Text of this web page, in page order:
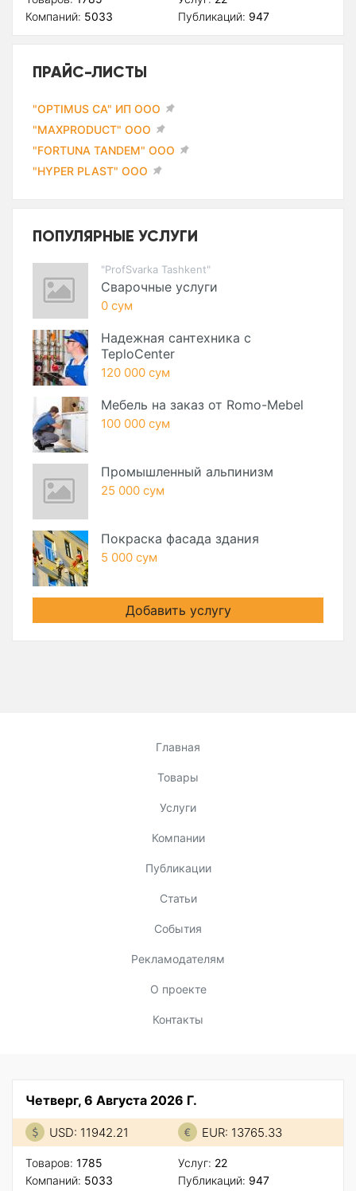
Компаний: 5033
Публикаций: 947
ПРАЙС-ЛИСТЫ
"OPTIMUS CA" ИП ООО
"MAXPRODUCT" ООО
"FORTUNA TANDEM" ООО
"HYPER PLAST" ООО
ПОПУЛЯРНЫЕ УСЛУГИ
"ProfSvarka Tashkent"
Сварочные услуги
0 сум
Надежная сантехника с
TeploCenter
120 000 сум
Мебель на заказ от Romo-Mebel
100 000 сум
Промышленный альпинизм
25 000 сум
Покраска фасада здания
5 000 сум
Добавить услугу
Главная
Товары
Услуги
Компании
Публикации
Статьи
События
Рекламодателям
О проекте
Контакты
Четверг, 6 Августа 2026 Г.
USD: 11942.21 EUR: 13765.33
Товаров: 1785
Компаний: 5033
Услуг: 22
Публикаций: 947